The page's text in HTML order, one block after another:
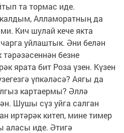
та тормас иде.
Алламоратның да
Кич шулай кече якта
уйлаштык. Әни белән
безне
ярата бит Роза үзен. Күзен
үпкәләсә? Аягы да
картаермы? Әллә
Шушы сүз уйга салган
иртәрәк китеп, мине тимер
иде. Әтигә